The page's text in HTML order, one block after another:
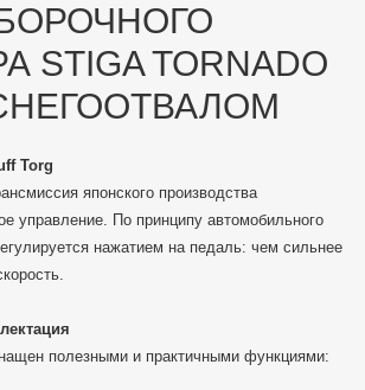
STIGA TORNADO
Torg
японского производства
управление. По принципу автомобильного
нажатием на педаль: чем сильнее
полезными и практичными функциями: